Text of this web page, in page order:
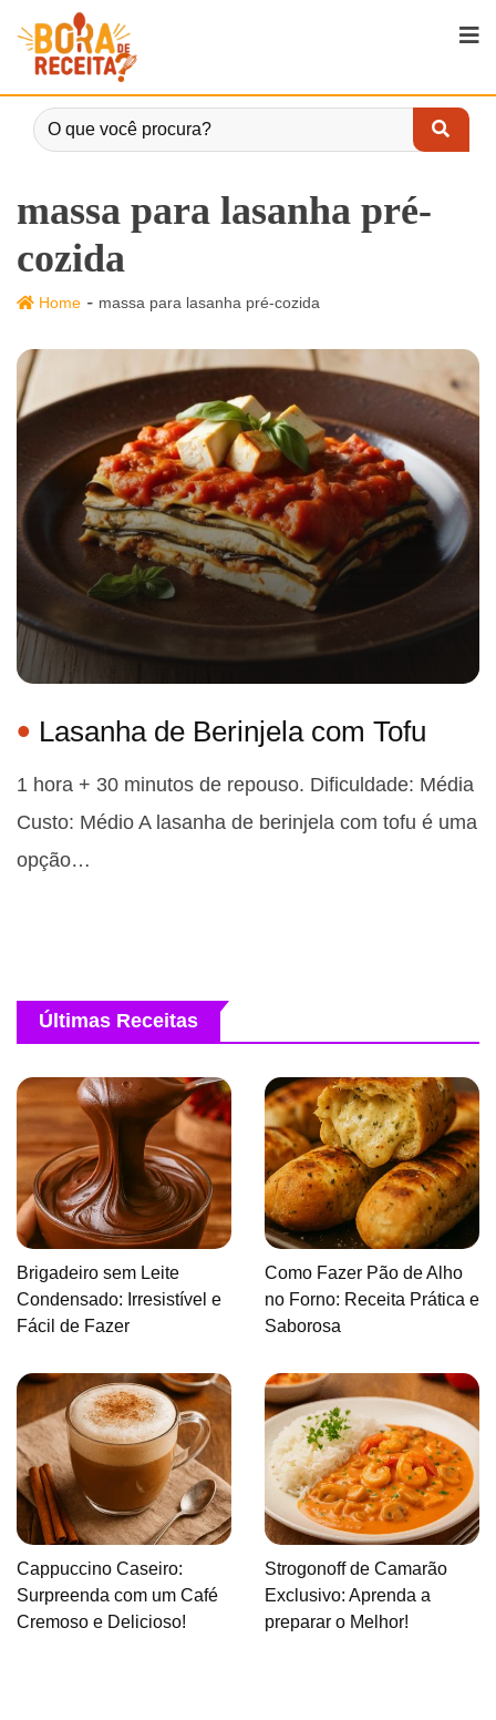
massa para lasanha pré-
cozida
Home - massa para lasanha pré-cozida
Lasanha de Berinjela com Tofu
1 hora + 30 minutos de repouso. Dificuldade: Média
Custo: Médio A lasanha de berinjela com tofu é uma
opção…
Últimas Receitas
Brigadeiro sem Leite
Condensado: Irresistível e
Fácil de Fazer
Como Fazer Pão de Alho
no Forno: Receita Prática e
Saborosa
Cappuccino Caseiro:
Surpreenda com um Café
Cremoso e Delicioso!
Strogonoff de Camarão
Exclusivo: Aprenda a
preparar o Melhor!